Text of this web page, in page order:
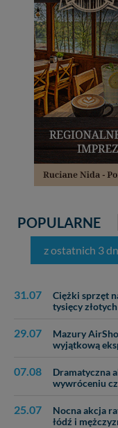
POPULARNE
z ostatnich 3
31.07
Ciężki sprzęt
tysięcy
29.07
Mazury
wyjątkową
07.08
Dramatyczna
wywróceniu
25.07
Nocna akcja
łódź i